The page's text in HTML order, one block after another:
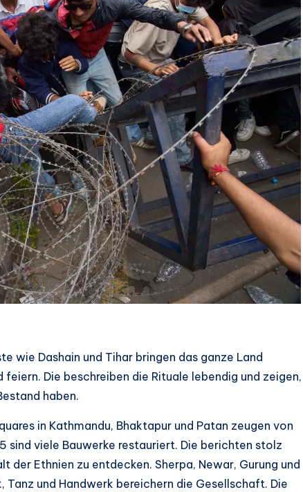
wie Dashain und Tihar bringen das ganze Land
Die beschreiben die Rituale lebendig und zeigen,
haben.
in Kathmandu, Bhaktapur und Patan zeugen von
sind viele Bauwerke restauriert. Die berichten stolz
der Ethnien zu entdecken. Sherpa, Newar, Gurung und
Tanz und Handwerk bereichern die Gesellschaft. Die